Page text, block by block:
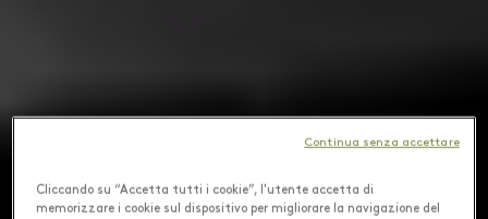
Cliccando su “Accetta tutti i cookie”, l'utente accetta di
memorizzare i cookie sul dispositivo per migliorare la navigazione del
Continua senza accettare